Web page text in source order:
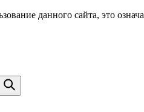
данного сайта, это